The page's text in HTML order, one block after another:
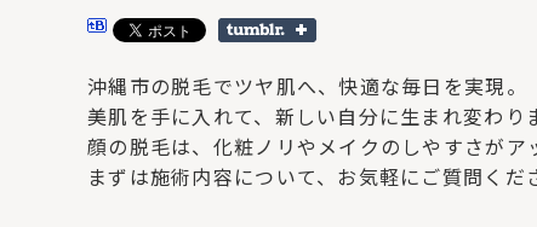
沖縄市の脱毛でツヤ肌へ、快適な毎日を実現。
美肌を手に入れて、新しい自分に生まれ変わり
顔の脱毛は、化粧ノリやメイクのしやすさがア
まずは施術内容について、お気軽にご質問くだ